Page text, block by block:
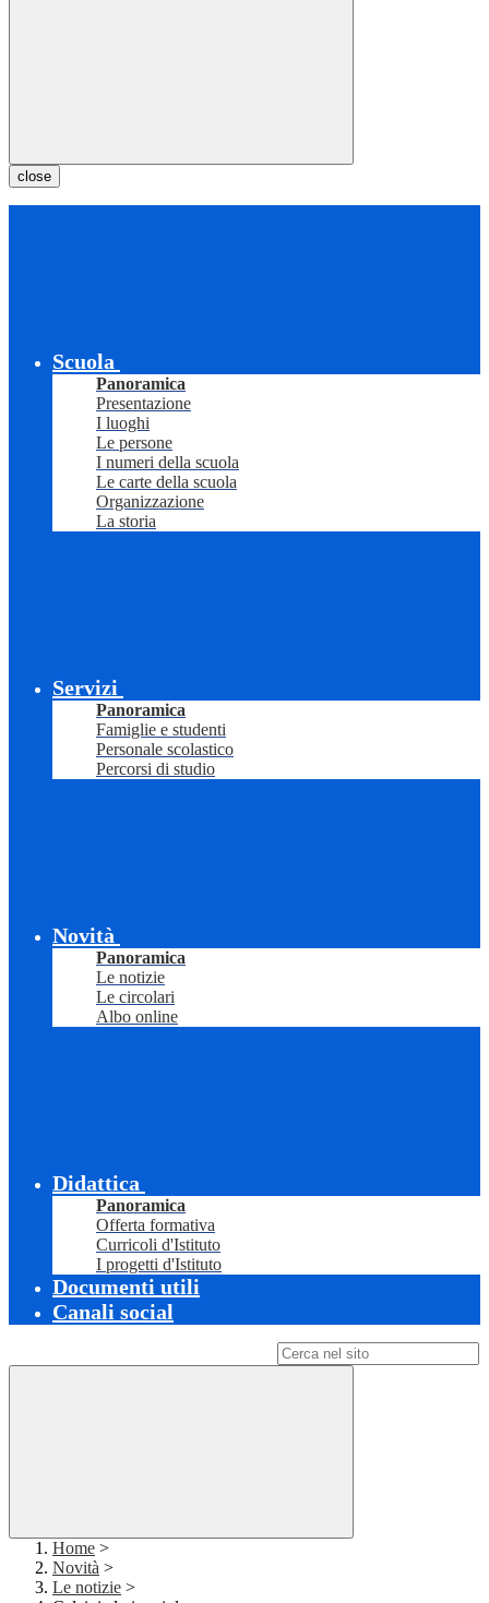
close
Scuola
Panoramica
Presentazione
I luoghi
Le persone
I numeri della scuola
Le carte della scuola
Organizzazione
La storia
Servizi
Panoramica
Famiglie e studenti
Personale scolastico
Percorsi di studio
Novità
Panoramica
Le notizie
Le circolari
Albo online
Didattica
Panoramica
Offerta formativa
Curricoli d'Istituto
I progetti d'Istituto
Documenti utili
Canali social
Home >
Novità >
Le notizie >